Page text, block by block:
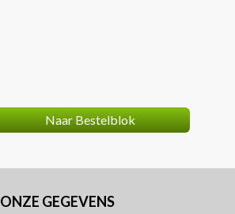
Naar Bestelblok
ONZE GEGEVENS